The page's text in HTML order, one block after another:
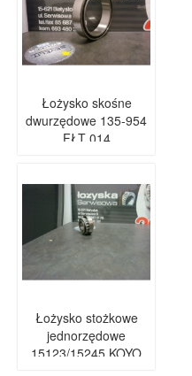
Łożysko skośne
dwurzędowe 135-954
FŁT 014
Łożysko stożkowe
jednorzędowe
15123/15245 KOYO